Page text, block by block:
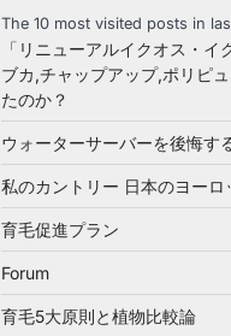
The 10 most visited posts in
「リニューアルイクオス・
ブカ,チャップアップ,ポリピ
たのか？
ウォーターサーバーを後悔す
私のカントリー 日本のヨーロ
育毛促進プラン
Forum
育毛5大原則と植物比較論